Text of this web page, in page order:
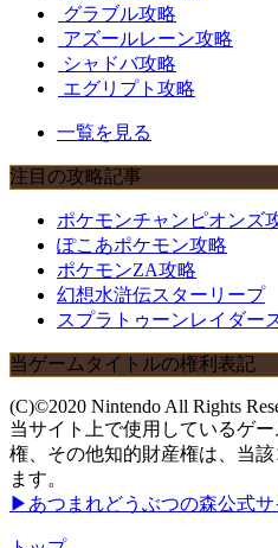
グラブル攻略
アズールレーン攻略
シャドバ攻略
エグリプト攻略
一覧を見る
注目の攻略記事
ポケモンチャンピオンズ
ぽこあポケモン攻略
ポケモンZA攻略
幻想水滸伝スターリープ
スプラトゥーンレイダー
当ゲームタイトルの権利表記
(C)©2020 Nintendo All Rights
当サイト上で使用しているゲ
権、その他知的財産権は、当
ます。
▶あつまれどうぶつの森公式サ